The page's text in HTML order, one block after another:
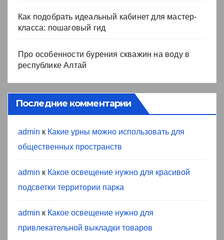
Как подобрать идеальный кабинет для мастер-
класса: пошаговый гид
Про особенности бурения скважин на воду в
республике Алтай
Последние комментарии
admin к Какие урны можно использовать для
общественных пространств
admin к Какое освещение нужно для красивой
подсветки территории парка
admin к Какое освещение нужно для
привлекательной выкладки товаров